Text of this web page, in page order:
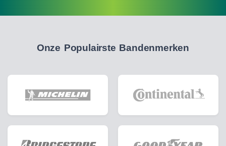
Onze Populairste Bandenmerken